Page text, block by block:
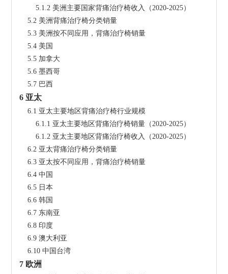
        5.1.2 美洲主要国家背痛治疗椅收入（2020-2025）
    5.2 美洲背痛治疗椅分类销量
    5.3 美洲按不同应用，背痛治疗椅销量
    5.4 美国
    5.5 加拿大
    5.6 墨西哥
    5.7 巴西
6 亚太
    6.1 亚太主要地区背痛治疗椅行业规模
        6.1.1 亚太主要地区背痛治疗椅销量（2020-2025）
        6.1.2 亚太主要地区背痛治疗椅收入（2020-2025）
    6.2 亚太背痛治疗椅分类销量
    6.3 亚太按不同应用，背痛治疗椅销量
    6.4 中国
    6.5 日本
    6.6 韩国
    6.7 东南亚
    6.8 印度
    6.9 澳大利亚
    6.10 中国台湾
7 欧洲